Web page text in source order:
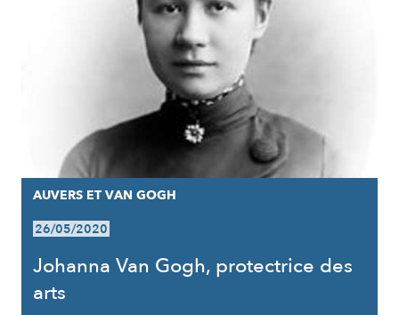
AUVERS ET VAN GOGH
26/05/2020
Johanna Van Gogh, protectrice des
arts